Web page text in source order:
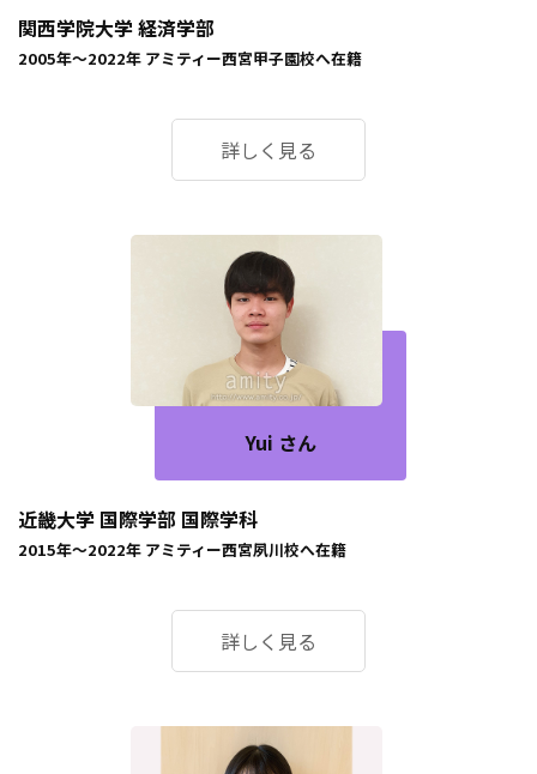
関西学院大学 経済学部
2005年～2022年 アミティー西宮甲子園校へ在籍
詳しく見る
Yui さん
近畿大学 国際学部 国際学科
2015年～2022年 アミティー西宮夙川校へ在籍
詳しく見る